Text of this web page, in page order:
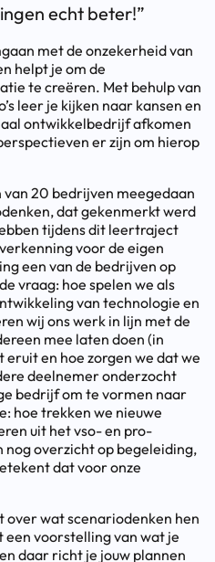
echt beter!”
met de onzekerheid van
helpt je om de
te creëren. Met behulp van
leer je kijken naar kansen en
ontwikkelbedrijf afkomen
er zijn om hierop
20 bedrijven meegedaan
dat gekenmerkt werd
tijdens dit leertraject
voor de eigen
een van de bedrijven op
vraag: hoe spelen we als
van technologie en
wij ons werk in lijn met de
mee laten doen (in
en hoe zorgen we dat we
deelnemer onderzocht
bedrijf om te vormen naar
hoe trekken we nieuwe
uit het vso- en pro-
nog overzicht op begeleiding,
dat voor onze
over wat scenariodenken hen
een voorstelling van wat je
daar richt je jouw plannen